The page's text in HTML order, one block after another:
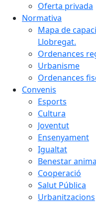
Oferta privada
Normativa
Mapa de
Llobregat.
Ordenances
Urbanisme
Ordenances
Convenis
Esports
Cultura
Joventut
Ensenyament
Igualtat
Benestar
Cooperació
Salut Pública
Urbanitzacions